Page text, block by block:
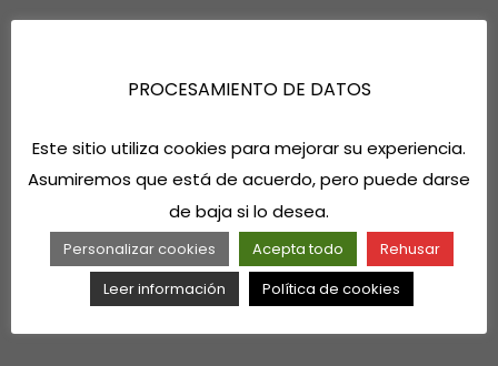
PROCESAMIENTO DE DATOS
Este sitio utiliza cookies para mejorar su experiencia.
Asumiremos que está de acuerdo, pero puede darse
de baja si lo desea.
Personalizar cookies Acepta todo
Rehusar
Leer información
Política de cookies